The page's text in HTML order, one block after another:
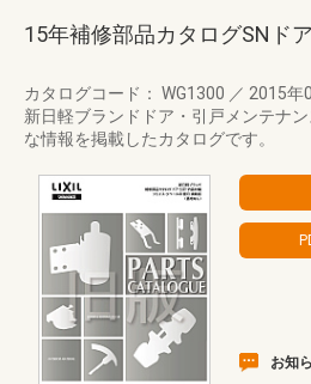
15年補修部品カタログSNド
カタログコード： WG1300 ／ 2015年
新日軽ブランドドア・引戸メンテナ
な情報を掲載したカタログです。
お知